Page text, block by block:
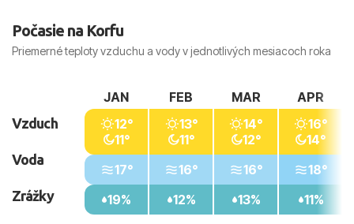
Počasie na Korfu
Priemerné teploty vzduchu a vody v jednotlivých mesiacoch roka
Vzduch
Voda
Zrážky
JAN
12°
11°
17°
19%
FEB
13°
11°
16°
12%
MAR
14°
12°
16°
13%
APR
16°
14°
18°
11%